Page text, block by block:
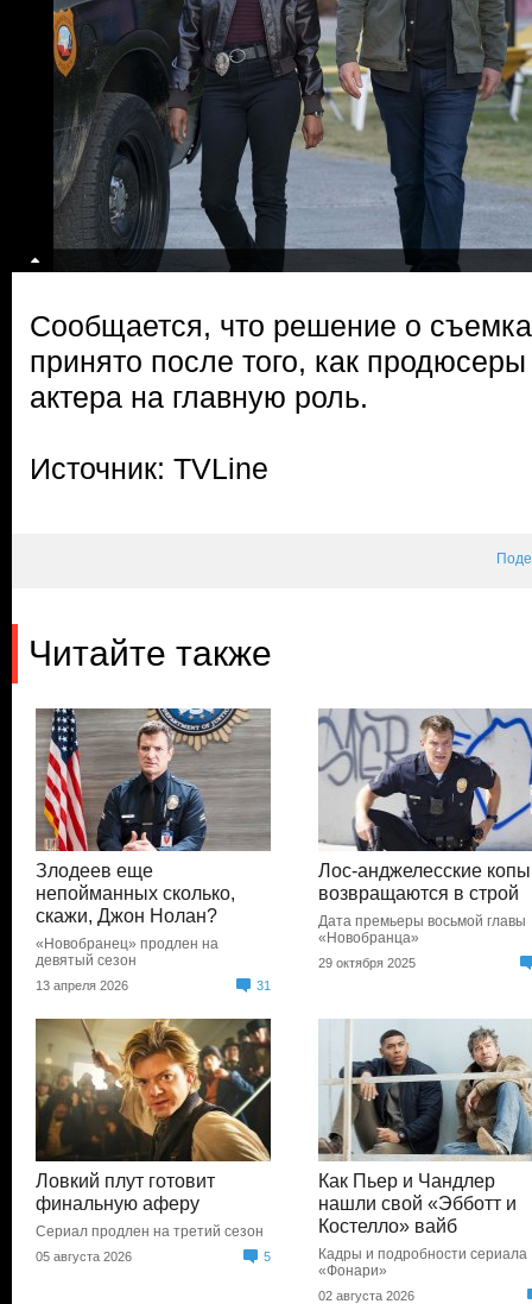
Сообщается, что решение о
принято после того, как
актера на главную роль.
Источник: TVLine
Читайте также
Злодеев еще
непойманных сколько,
скажи, Джон Нолан?
«Новобранец» продлен на
девятый сезон
13 апреля 2026 31
Лос-анджелесские копы
возвращаются в строй
Дата премьеры восьмой главы
«Новобранца»
29 октября 2025
Ловкий плут готовит
финальную аферу
Сериал продлен на третий сезон
05 августа 2026 5
Как Пьер и Чандлер
нашли свой «Эбботт и
Костелло» вайб
Кадры и подробности сериала
«Фонари»
02 августа 2026